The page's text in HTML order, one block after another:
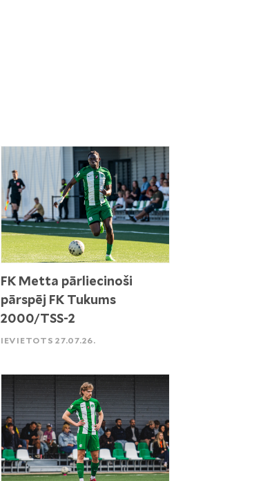
FK Metta pārliecinoši
pārspēj FK Tukums
2000/TSS-2
IEVIETOTS 27.07.26.